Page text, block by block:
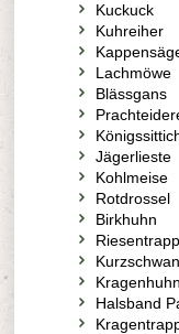
Kuckuck
Kuhreiher
Lachmöwe
Blässgans
Jägerlieste
Kohlmeise
Rotdrossel
Birkhuhn
Kragenhuhn
Halsband